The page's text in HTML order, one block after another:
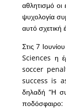
αθλητισμό οι
ψυχολογία
αυτό σχετική
Στις 7
Sciences η
soccer
success is
δηλαδή “Η
ποδόσφαιρο: